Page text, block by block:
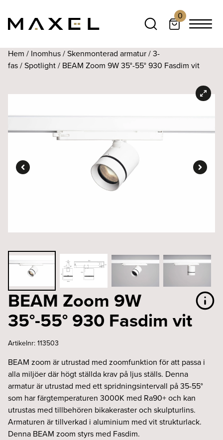
0
Hem / Inomhus/Skenmonterad armatur/3-
fas/Spotlight/ BEAM Zoom 9W 35°-55° 930 Fasdim vit
BEAM Zoom 9W
35°-55° 930 Fasdim vit
Artikelnr:113503
BEAM zoom är utrustad med zoomfunktion för att passa i
alla miljöer där högt ställda krav på ljus ställs. Denna
armatur är utrustad med ett spridningsintervall på 35-55°
som har färgtemperaturen 3000K med Ra90+ och kan
utrustas med tillbehören bikakeraster och skulpturlins.
Armaturen är tillverkad i aluminium med vit strukturlack.
Denna BEAM zoom styrs med Fasdim.